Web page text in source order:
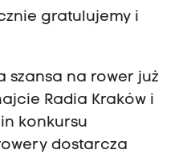
gratulujemy i
szansa na rower już
Radia Kraków i
konkursu
dostarcza